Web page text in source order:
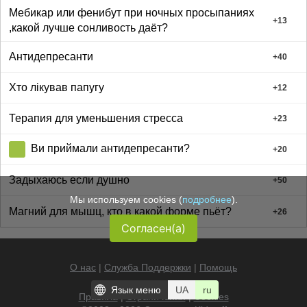
Мебикар или фенибут при ночных просыпаниях
,какой лучше сонливость даёт?
+13
Антидепресанти +40
Хто лікував папугу +12
Терапия для уменьшения стресса +23
Ви приймали антидепресанти? +20
Задыхаюсь если душно +50
Магний для мышц, кто в какой форме пьёт? +26
О нас | Служба Поддержки | Помощь
Правила|Ограничения |
Cookies
Мы используем cookies (подробнее).
Согласен(а)
Язык меню UA ru